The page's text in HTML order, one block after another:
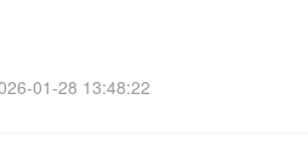
01-28 13:48:22